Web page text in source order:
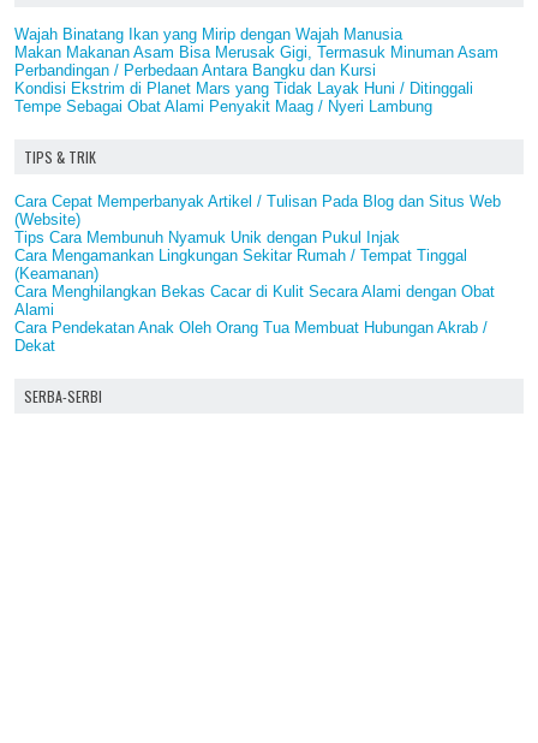
Wajah Binatang Ikan yang Mirip dengan Wajah Manusia
Makan Makanan Asam Bisa Merusak Gigi, Termasuk Minuman Asam
Perbandingan / Perbedaan Antara Bangku dan Kursi
Kondisi Ekstrim di Planet Mars yang Tidak Layak Huni / Ditinggali
Tempe Sebagai Obat Alami Penyakit Maag / Nyeri Lambung
TIPS & TRIK
Cara Cepat Memperbanyak Artikel / Tulisan Pada Blog dan Situs Web
(Website)
Tips Cara Membunuh Nyamuk Unik dengan Pukul Injak
Cara Mengamankan Lingkungan Sekitar Rumah / Tempat Tinggal
(Keamanan)
Cara Menghilangkan Bekas Cacar di Kulit Secara Alami dengan Obat
Alami
Cara Pendekatan Anak Oleh Orang Tua Membuat Hubungan Akrab /
Dekat
SERBA-SERBI